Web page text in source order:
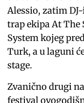
Alessio, zatim
trap ekipa At The
System kojeg
Turk, a u laguni
stage.
Zvanično drugi
festival